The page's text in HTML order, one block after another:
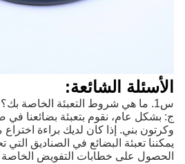
الأسئلة الشائعة:
س1. ما هي شروط التعبئة الخاصة بك؟
ج: بشكل عام، نقوم بتعبئة بضائعنا في
وكرتون بني. إذا كان لديك براءة اختراع
يمكننا تعبئة البضائع في الصناديق التي
الحصول على خطابات التفويض